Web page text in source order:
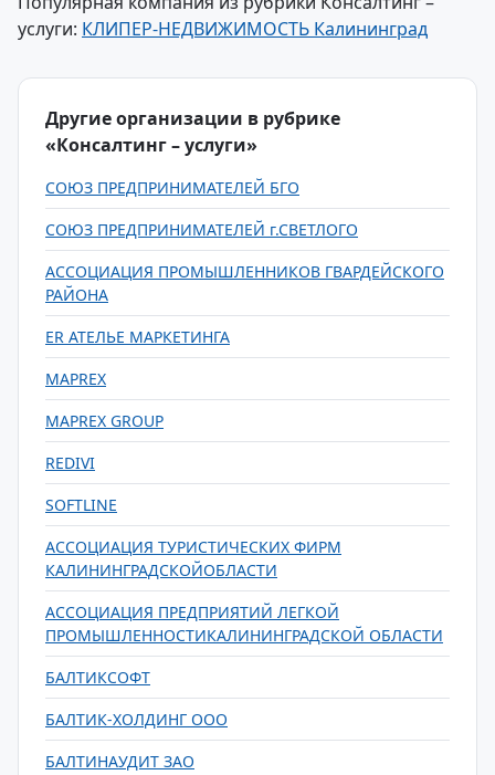
услуги: КЛИПЕР-НЕДВИЖИМОСТЬ Калининград
Другие организации в рубрике
«Консалтинг – услуги»
СОЮЗ ПРЕДПРИНИМАТЕЛЕЙ БГО
СОЮЗ ПРЕДПРИНИМАТЕЛЕЙ г.СВЕТЛОГО
АССОЦИАЦИЯ ПРОМЫШЛЕННИКОВ ГВАРДЕЙСКОГО
РАЙОНА
ER АТЕЛЬЕ МАРКЕТИНГА
MAPREX
MAPREX GROUP
REDIVI
SOFTLINE
АССОЦИАЦИЯ ТУРИСТИЧЕСКИХ ФИРМ
КАЛИНИНГРАДСКОЙОБЛАСТИ
АССОЦИАЦИЯ ПРЕДПРИЯТИЙ ЛЕГКОЙ
ПРОМЫШЛЕННОСТИКАЛИНИНГРАДСКОЙ ОБЛАСТИ
БАЛТИКСОФТ
БАЛТИК-ХОЛДИНГ ООО
БАЛТИНАУДИТ ЗАО